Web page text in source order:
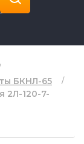
БКНЛ-65
2Л-120-7-